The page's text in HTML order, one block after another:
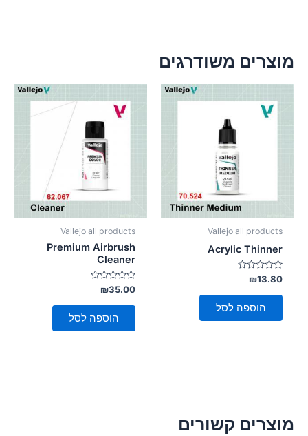
מוצרים משודרגים
Vallejo all products
Acrylic Thinner
דורג
0
מתוך
₪13.80
הוספה לסל
Vallejo all products
Premium Airbrush
Cleaner
דורג
0
מתוך
₪35.00
הוספה לסל
מוצרים קשורים